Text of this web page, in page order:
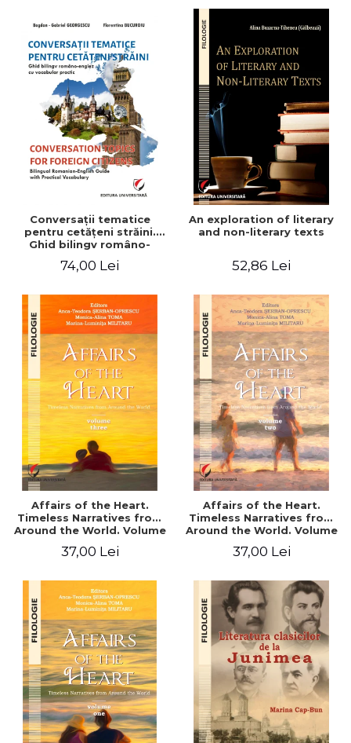
Conversaţii tematice
pentru cetăţeni străini.
Ghid bilingv româno-
practic/Conversation
Bilingual Romanian-English
guide with practical
vocabulary
74,00 Lei
An exploration of literary
and non-literary texts
52,86 Lei
Affairs of the Heart.
Timeless Narratives from
Around the World. Volume
37,00 Lei
Affairs of the Heart.
Timeless Narratives from
Around the World. Volume
37,00 Lei